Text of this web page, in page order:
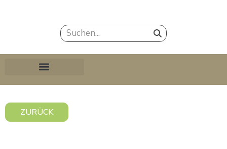
ZURÜCK